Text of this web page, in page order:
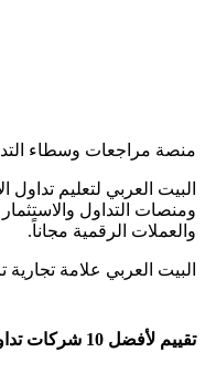
منصة مراجعات وسطاء
البيت العربي لتعليم
ومنصات التداول
والعملات الرقمية مجاناً.
البيت العربي علامة تجارية
تقييم لأفضل 10 شركات تداول